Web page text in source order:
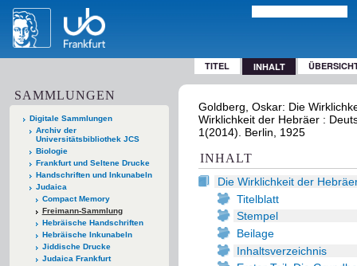
TITEL INHALT
SAMMLUNGEN
Digitale Sammlungen
Archiv der
Universitätsbibliothek JCS
Biologie
Frankfurt und Seltene Drucke
Handschriften und Inkunabeln
Judaica
Compact Memory
Freimann-Sammlung
Hebräische Handschriften
Hebräische Inkunabeln
Jiddische Drucke
Judaica Frankfurt
Goldberg, Oskar: Die
Wirklichkeit der Hebräer :
1(2014). Berlin, 1925
INHALT
Die Wirklichkeit der
Titelblatt
Stempel
Beilage
Inhaltsverzeichnis